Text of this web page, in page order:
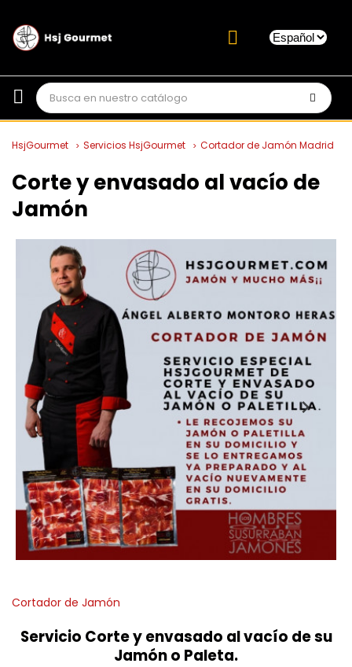
HsjGourmet Servicios HsjGourmet Cortador de Jamón Madrid
Corte y envasado al vacío de
Jamón
Cortador de Jamón
Servicio Corte y envasado al vacío de su
Jamón o Paleta.